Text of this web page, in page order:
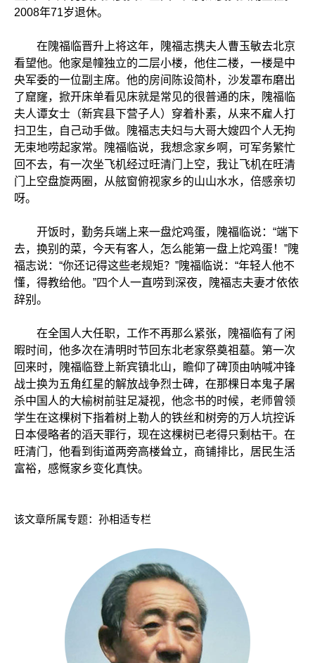
2008年71岁退休。
在隗福临晋升上将这年，隗福志携夫人曹玉敏去北京
看望他。他家是幢独立的二层小楼，他住二楼，一楼是中
央军委的一位副主席。他的房间陈设简朴，沙发罩布磨出
了窟窿，掀开床单看见床就是常见的很普通的床，隗福临
夫人谭女士（新宾县下营子人）穿着朴素，从来不雇人打
扫卫生，自己动手做。隗福志夫妇与大哥大嫂四个人无拘
无束地唠起家常。隗福临说，我想念家乡啊，可军务繁忙
回不去，有一次坐飞机经过旺清门上空，我让飞机在旺清
门上空盘旋两圈，从舷窗俯视家乡的山山水水，倍感亲切
呀。
开饭时，勤务兵端上来一盘炨鸡蛋，隗福临说：“端下
去，换别的菜，今天有客人，怎么能第一盘上炨鸡蛋！”隗
福志说：“你还记得这些老规矩？”隗福临说：“年轻人他不
懂，得教给他。”四个人一直唠到深夜，隗福志夫妻才依依
辞别。
在全国人大任职，工作不再那么紧张，隗福临有了闲
暇时间，他多次在清明时节回东北老家祭奠祖墓。第一次
回来时，隗福临登上新宾镇北山，瞻仰了碑顶由呐喊冲锋
战士换为五角红星的解放战争烈士碑，在那棵日本鬼子屠
杀中国人的大榆树前驻足凝视，他念书的时候，老师曾领
学生在这棵树下指着树上勒人的铁丝和树旁的万人坑控诉
日本侵略者的滔天罪行，现在这棵树已老得只剩枯干。在
旺清门，他看到街道两旁高楼耸立，商铺排比，居民生活
富裕，感慨家乡变化真快。
该文章所属专题： 孙相适专栏